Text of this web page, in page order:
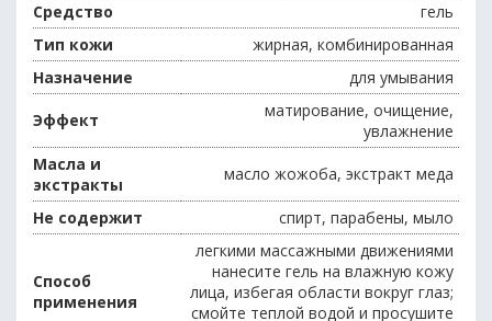
Средство
гель
Тип кожи
жирная, комбинированная
Назначение
для умывания
Эффект
матирование, очищение,
увлажнение
Масла и
экстракты
масло жожоба, экстракт меда
Не содержит спирт, парабены, мыло
Способ
применения
легкими массажными движениями
нанесите гель на влажную кожу
лица, избегая области вокруг глаз;
смойте теплой водой и просушите